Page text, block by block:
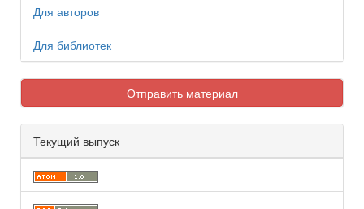
Для авторов
Для библиотек
Отправить материал
Текущий выпуск